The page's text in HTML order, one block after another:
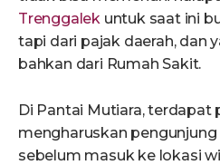
Trenggalek untuk saat ini
tapi dari pajak daerah, dan
bahkan dari Rumah Sakit.
Di Pantai Mutiara, terdapat
mengharuskan
sebelum masuk ke lokasi